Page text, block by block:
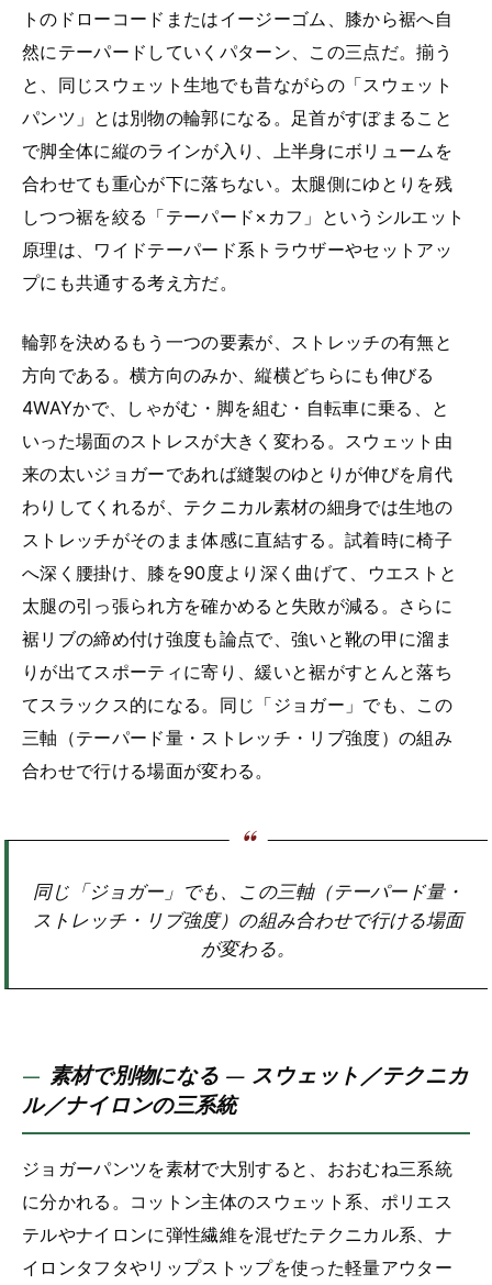
トのドローコードまたはイージーゴム、膝から裾へ自
然にテーパードしていくパターン、この三点だ。揃う
と、同じスウェット生地でも昔ながらの「スウェット
パンツ」とは別物の輪郭になる。足首がすぼまること
で脚全体に縦のラインが入り、上半身にボリュームを
合わせても重心が下に落ちない。太腿側にゆとりを残
しつつ裾を絞る「テーパード×カフ」というシルエット
原理は、ワイドテーパード系トラウザーやセットアッ
プにも共通する考え方だ。
輪郭を決めるもう一つの要素が、ストレッチの有無と
方向である。横方向のみか、縦横どちらにも伸びる
4WAYかで、しゃがむ・脚を組む・自転車に乗る、と
いった場面のストレスが大きく変わる。スウェット由
来の太いジョガーであれば縫製のゆとりが伸びを肩代
わりしてくれるが、テクニカル素材の細身では生地の
ストレッチがそのまま体感に直結する。試着時に椅子
へ深く腰掛け、膝を90度より深く曲げて、ウエストと
太腿の引っ張られ方を確かめると失敗が減る。さらに
裾リブの締め付け強度も論点で、強いと靴の甲に溜ま
りが出てスポーティに寄り、緩いと裾がすとんと落ち
てスラックス的になる。同じ「ジョガー」でも、この
三軸（テーパード量・ストレッチ・リブ強度）の組み
合わせで行ける場面が変わる。
同じ「ジョガー」でも、この三軸（テーパード量・
ストレッチ・リブ強度）の組み合わせで行ける場面
が変わる。
素材で別物になる — スウェット／テクニカ
ル／ナイロンの三系統
ジョガーパンツを素材で大別すると、おおむね三系統
に分かれる。コットン主体のスウェット系、ポリエス
テルやナイロンに弾性繊維を混ぜたテクニカル系、ナ
イロンタフタやリップストップを使った軽量アウター